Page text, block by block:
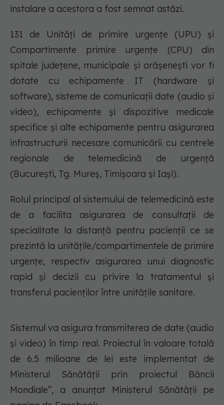
instalare a acestora a fost semnat astăzi.
131 de Unități de primire urgențe (UPU) și
Compartimente primire urgențe (CPU) din
spitale județene, municipale și orășenești vor fi
dotate cu echipamente IT (hardware și
software), sisteme de comunicații date (audio și
video), echipamente și dispozitive medicale
specifice și alte echipamente pentru asigurarea
infrastructurii necesare comunicării cu centrele
regionale de telemedicină de urgență
(București, Tg. Mureș, Timișoara și Iași).
Rolul principal al sistemului de telemedicină este
de a facilita asigurarea de consultații de
specialitate la distanță pentru pacienții ce se
prezintă la unitățile/compartimentele de primire
urgențe, respectiv asigurarea unui diagnostic
rapid și decizii cu privire la tratamentul și
transferul pacienților între unitățile sanitare.
Sistemul va asigura transmiterea de date (audio
și video) în timp real. Proiectul în valoare totală
de 6.5 milioane de lei este implementat de
Ministerul Sănătății prin proiectul Băncii
Mondiale”, a anunțat Ministerul Sănătății pe